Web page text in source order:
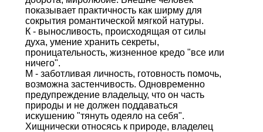
показывает практичность как ширму для
сокрытия романтической мягкой натуры.
К - выносливость, происходящая от силы
духа, умение хранить секреты,
проницательность, жизненное кредо "все или
ничего".
М - заботливая личность, готовность помочь,
возможна застенчивость. Одновременно
предупреждение владельцу, что он часть
природы и не должен поддаваться
искушению "тянуть одеяло на себя".
Хищнически относясь к природе, владелец